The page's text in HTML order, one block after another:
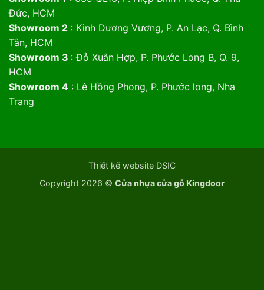
Đức, HCM
Showroom 2: Kinh Dương Vương, P. An Lạc, Q. Bình
Tân, HCM
Showroom 3 : Đỗ Xuân Hợp, P. Phước Long B, Q. 9,
HCM
Showroom 4: Lê Hồng Phong, P. Phước long, Nha
Trang
Thiết kế website DSIC
Copyright 2026 © Cửa nhựa cửa gỗ Kingdoor